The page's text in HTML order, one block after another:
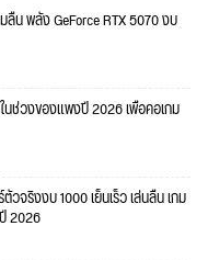
ลื่น พลัง GeForce RTX 5070 งบ
ช่วงของแพงปี 2026 เพื่อคอเกม
วจริงงบ 1000 เย็นเร็ว เล่นลื่น เกม
2026